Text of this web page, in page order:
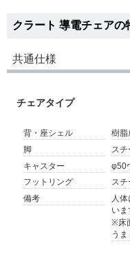
クラート 導電チェアの
共通仕様
チェアタイプ
背・座シェル
樹脂
脚
スチ
キャスター
φ50
フットリング
スチ
備考
人
いま
※床
う